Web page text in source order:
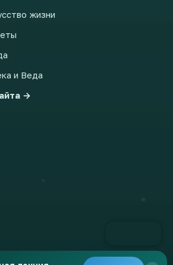
жизни
и Веда
→